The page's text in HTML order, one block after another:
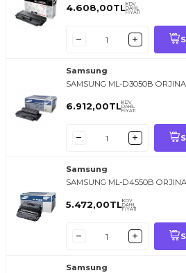
4.608,00TLKDV
DAHİL
FİYATI
Samsung
SAMSUNG ML-D3050B
6.912,00TLKDV
DAHİL
FİYATI
Samsung
SAMSUNG ML-D4550B
5.472,00TLKDV
DAHİL
FİYATI
Samsung